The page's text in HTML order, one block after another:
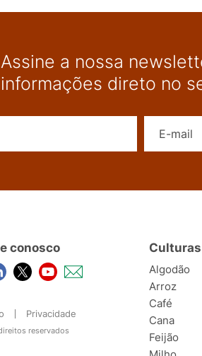
Assine a nossa
informações direto no
conosco
Privacidade
reservados
Culturas
Algodão
Arroz
Café
Cana
Feijão